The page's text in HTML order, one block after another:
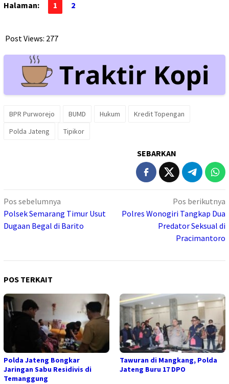
Halaman: 1 2
Post Views: 277
BPR Purworejo BUMD Hukum
Kredit Topengan
Polda Jateng
Tipikor
SEBARKAN
Navigasi
pos
Pos sebelumnya
Polsek Semarang Timur Usut
Dugaan Begal di Barito
Pos berikutnya
Polres Wonogiri Tangkap Dua
Predator Seksual di
Pracimantoro
POS TERKAIT
Polda Jateng Bongkar
Jaringan Sabu Residivis di
Temanggung
Tawuran di Mangkang, Polda
Jateng Buru 17 DPO